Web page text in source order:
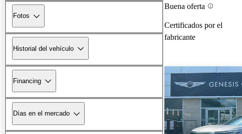
Fotos
Historial del vehículo
Financing
Días en el mercado
Buena oferta
Certificados por el
fabricante